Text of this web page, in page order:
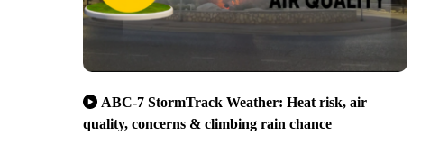
ABC-7 StormTrack Weather: Heat risk, air
quality, concerns & climbing rain chance